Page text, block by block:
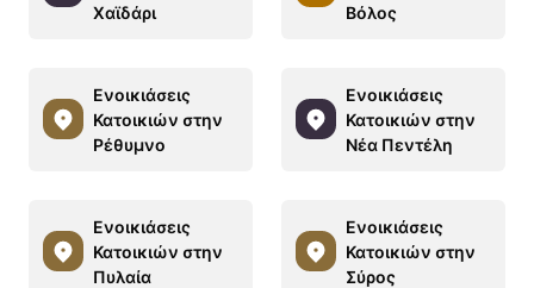
Χαϊδάρι
Βόλος
Ενοικιάσεις
Κατοικιών στην
Ρέθυμνο
Ενοικιάσεις
Κατοικιών στην
Νέα Πεντέλη
Ενοικιάσεις
Κατοικιών στην
Πυλαία
Ενοικιάσεις
Κατοικιών στην
Σύρος